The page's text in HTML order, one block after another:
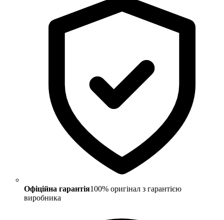
Офіційна гарантія100% оригінал з гарантією
виробника